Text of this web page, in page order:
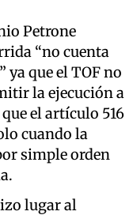
Petrone
“no cuenta
que el TOF no
la ejecución a
el artículo 516
cuando la
simple orden
lugar al